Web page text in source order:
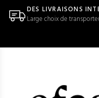
DES LIVRAISONS
Large choix de